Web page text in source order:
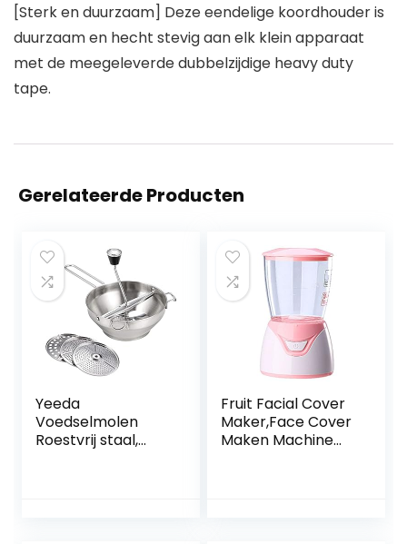
[Sterk en duurzaam] Deze eendelige koordhouder is
duurzaam en hecht stevig aan elk klein apparaat
met de meegeleverde dubbelzijdige heavy duty
tape.
Gerelateerde Producten
Yeeda
Voedselmolen
Roestvrij staal,
Fruit Facial Cover
Maker,Face Cover
Maken Machine